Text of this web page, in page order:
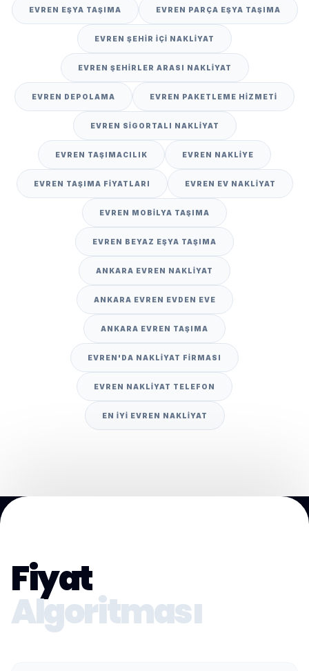
EVREN EŞYA TAŞIMA EVREN PARÇA EŞYA TAŞIMA
EVREN ŞEHIR IÇI NAKLIYAT
EVREN ŞEHIRLER ARASI NAKLIYAT
EVREN DEPOLAMA EVREN PAKETLEME HIZMETI
EVREN SIGORTALI NAKLIYAT
EVREN TAŞIMACILIK EVREN NAKLIYE
EVREN TAŞIMA FIYATLARI EVREN EV NAKLIYAT
EVREN MOBILYA TAŞIMA
EVREN BEYAZ EŞYA TAŞIMA
ANKARA EVREN NAKLIYAT
ANKARA EVREN EVDEN EVE
ANKARA EVREN TAŞIMA
EVREN'DA NAKLIYAT FIRMASI
EVREN NAKLIYAT TELEFON
EN IYI EVREN NAKLIYAT
Fiyat
Algoritması